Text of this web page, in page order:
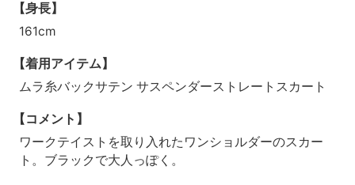
【身長】
161cm
【着用アイテム】
ムラ糸バックサテン サスペンダーストレートスカート
【コメント】
ワークテイストを取り入れたワンショルダーのスカー
ト。ブラックで大人っぽく。